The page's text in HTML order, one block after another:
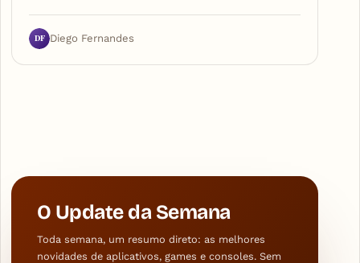
DF Diego Fernandes
O Update da Semana
Toda semana, um resumo direto: as melhores
novidades de aplicativos, games e consoles. Sem